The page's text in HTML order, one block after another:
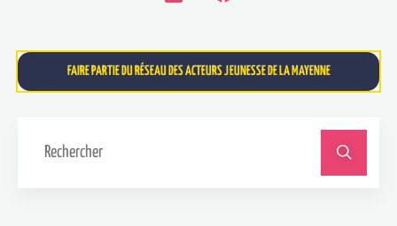
FAIRE PARTIE DU RÉSEAU DES ACTEURS JEUNESSE DE LA MAYENNE